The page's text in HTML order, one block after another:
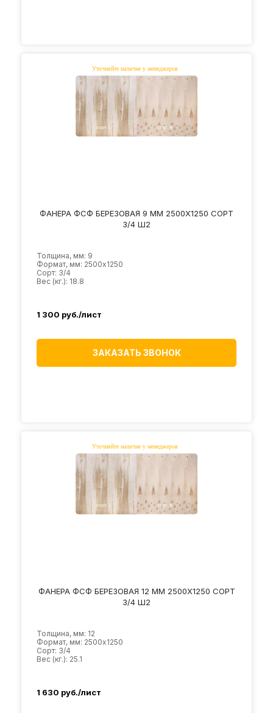
ФАНЕРА ФСФ БЕРЕЗОВАЯ 9 ММ 2500Х1250 СОРТ
3/4 Ш2
Толщина, мм: 9
Формат, мм: 2500х1250
Сорт: 3/4
Вес (кг.): 18.8
1 300 руб./лист
ЗАКАЗАТЬ ЗВОНОК
ФАНЕРА ФСФ БЕРЕЗОВАЯ 12 ММ 2500Х1250 СОРТ
3/4 Ш2
Толщина, мм: 12
Формат, мм: 2500х1250
Сорт: 3/4
Вес (кг.): 25.1
1 630 руб./лист